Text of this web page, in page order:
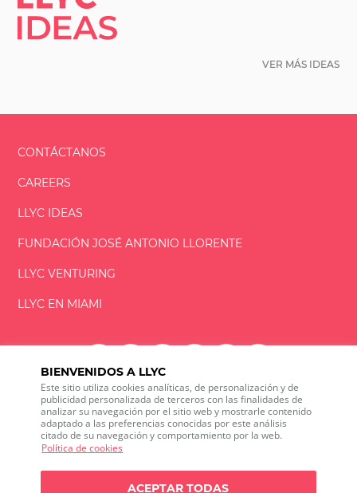
BIENVENIDOS A LLYC
Este sitio utiliza cookies analíticas, de personalización y de
publicidad personalizada de terceros con las finalidades de
analizar su navegación por el sitio web y mostrarle contenido
adaptado a las preferencias conocidas por este análisis
citado de su navegación y comportamiento por la web.
Política de cookies
ACEPTAR TODAS
VER MÁS IDEAS
CONTÁCTANOS
CAREERS
LLYC IDEAS
FUNDACIÓNJOSÉ ANTONIO LLORENTE
LLYC VENTURING
LLYC EN MIAMI
LLYC © 2026 Todos los derechos reservados
ES EN PT BR
600 Brickell Avenue, Suite 2125 Miami, Florida 33131